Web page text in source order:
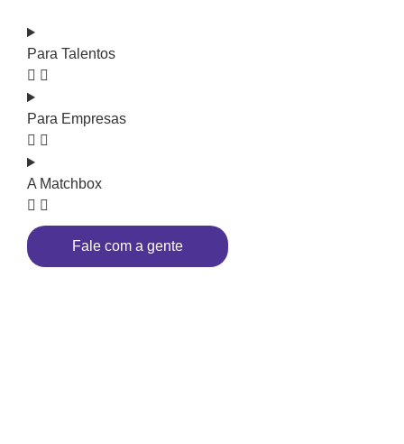
Para Talentos
Para Empresas
A Matchbox
Fale com a gente